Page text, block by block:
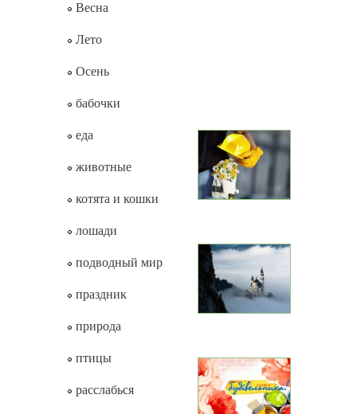
Весна
Лето
Осень
бабочки
еда
животные
котята и кошки
лошади
подводный мир
праздник
природа
птицы
расслабься